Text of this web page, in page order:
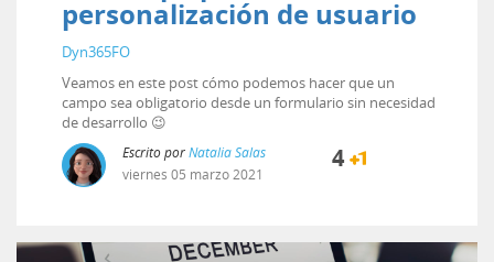
personalización de usuario
Dyn365FO
Veamos en este post cómo podemos hacer que un
campo sea obligatorio desde un formulario sin necesidad
de desarrollo 😉
Escrito porNatalia Salas
viernes 05 marzo2021
4